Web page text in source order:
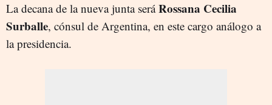
La decana de la nueva junta seráRossana Cecilia
Surballe, cónsul de Argentina, en este cargo análogo a
la presidencia.